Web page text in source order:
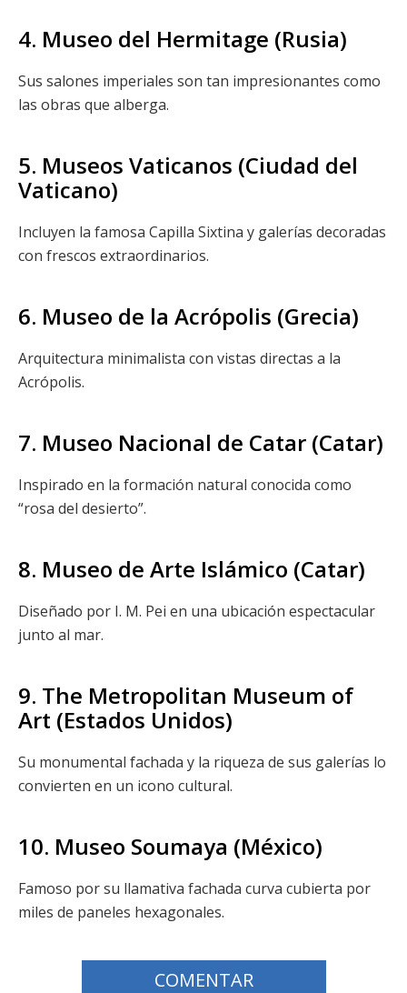
4. Museo del Hermitage (Rusia)
Sus salones imperiales son tan impresionantes como
las obras que alberga.
5. Museos Vaticanos (Ciudad del
Vaticano)
Incluyen la famosa Capilla Sixtina y galerías decoradas
con frescos extraordinarios.
6. Museo de la Acrópolis (Grecia)
Arquitectura minimalista con vistas directas a la
Acrópolis.
7. Museo Nacional de Catar (Catar)
Inspirado en la formación natural conocida como
“rosa del desierto”.
8. Museo de Arte Islámico (Catar)
Diseñado por I. M. Pei en una ubicación espectacular
junto al mar.
9. The Metropolitan Museum of
Art (Estados Unidos)
Su monumental fachada y la riqueza de sus galerías lo
convierten en un icono cultural.
10. Museo Soumaya (México)
Famoso por su llamativa fachada curva cubierta por
miles de paneles hexagonales.
COMENTAR